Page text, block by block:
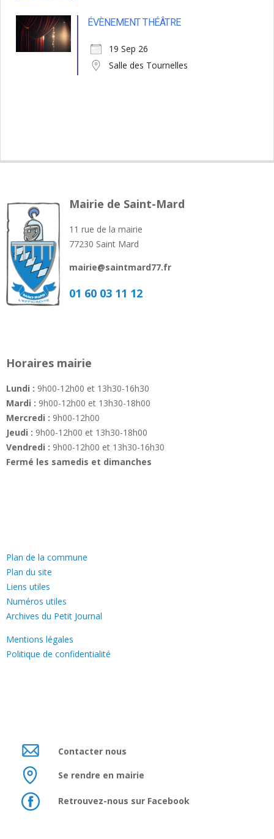
ÉVÈNEMENT THÉÂTRE
19 Sep 26
Salle des Tournelles
Mairie de Saint-Mard
11 rue de la mairie
77230 Saint Mard
mairie@saintmard77.fr
01 60 03 11 12
Horaires mairie
Lundi : 9h00-12h00 et 13h30-16h30
Mardi : 9h00-12h00 et 13h30-18h00
Mercredi : 9h00-12h00
Jeudi : 9h00-12h00 et 13h30-18h00
Vendredi : 9h00-12h00 et 13h30-16h30
Fermé les samedis et dimanches
Plan de la commune
Plan du site
Liens utiles
Numéros utiles
Archives du Petit Journal
Mentions légales
Politique de confidentialité
Contacter nous
Se rendre en mairie
Retrouvez-nous sur Facebook